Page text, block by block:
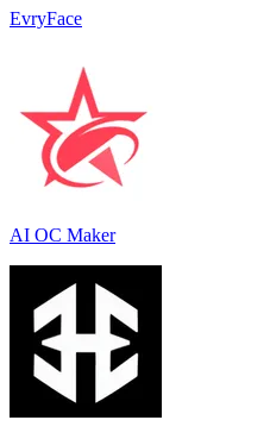
EvryFace
AI OC Maker